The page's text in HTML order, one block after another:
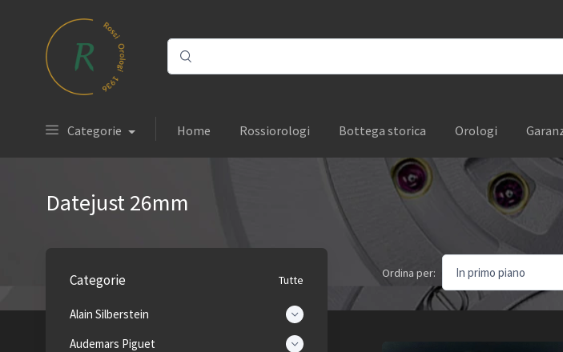
Categorie Home Rossiorologi Bottega storica Orologi
Datejust 26mm
Categorie Tutte
Alain Silberstein
Audemars Piguet
Ordina per: